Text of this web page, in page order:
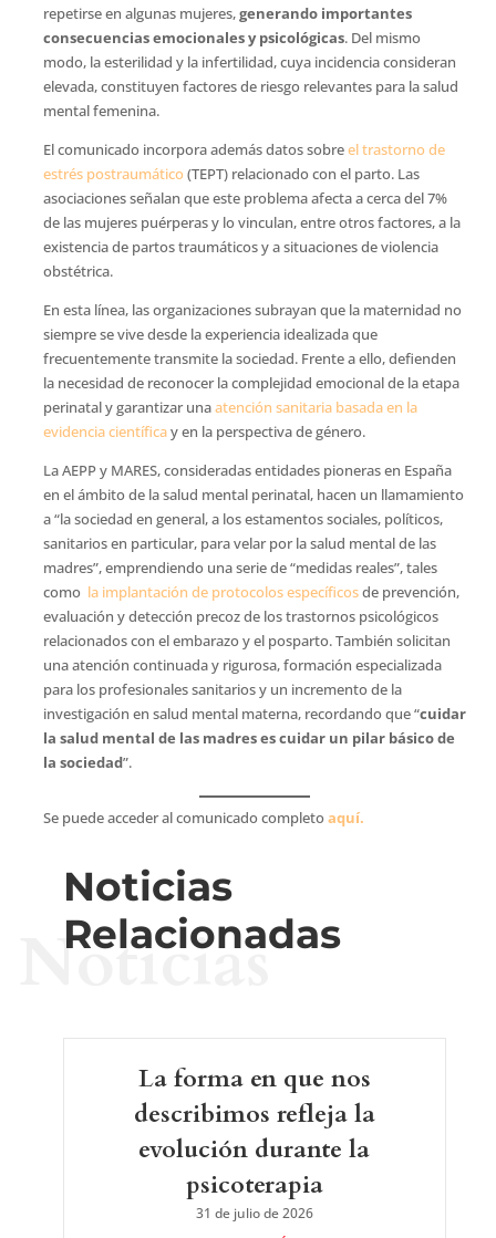
repetirse en algunas mujeres,generando importantes
consecuencias emocionales y psicológicas. Del mismo
modo, la esterilidad y la infertilidad, cuya incidencia consideran
elevada, constituyen factores de riesgo relevantes para la salud
mental femenina.
El comunicado incorpora además datos sobreel trastorno de
estrés postraumático (TEPT) relacionado con el parto. Las
asociaciones señalan que este problema afecta a cerca del 7%
de las mujeres puérperas y lo vinculan, entre otros factores, a la
existencia de partos traumáticos y a situaciones de violencia
obstétrica.
En esta línea, las organizaciones subrayan que la maternidad no
siempre se vive desde la experiencia idealizada que
frecuentemente transmite la sociedad. Frente a ello, defienden
la necesidad de reconocer la complejidad emocional de la etapa
perinatal y garantizar unaatención sanitaria basada en la
evidencia científicay en la perspectiva de género.
La AEPP y MARES, consideradas entidades pioneras en España
en el ámbito de la salud mental perinatal, hacen un llamamiento
a “la sociedad en general, a los estamentos sociales, políticos,
sanitarios en particular, para velar por la salud mental de las
madres”, emprendiendo una serie de “medidas reales”, tales
como la implantación de protocolos específicosde prevención,
evaluación y detección precoz de los trastornos psicológicos
relacionados con el embarazo y el posparto. También solicitan
una atención continuada y rigurosa, formación especializada
para los profesionales sanitarios y un incremento de la
investigación en salud mental materna, recordando que “cuidar
la salud mental de las madres es cuidar un pilar básico de
la sociedad”.
Se puede acceder al comunicado completoaquí.
Noticias
Relacionadas
Noticias
La forma en que nos
describimos refleja la
evolución durante la
psicoterapia
31 de julio de 2026